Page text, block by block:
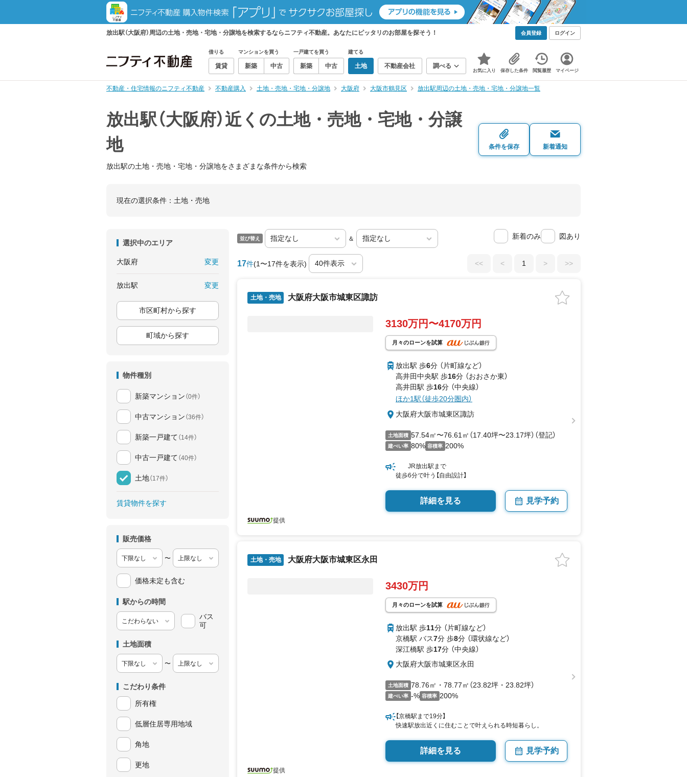
放出駅（大阪府）周辺の土地・売地・宅地・分譲地を検索するならニフティ不動産。あなたにピッタリのお部屋を探そう！ 会員登録 ログイン
借りる
賃貸
マンションを買う
新築 中古
一戸建てを買う
新築 中古
建てる
土地 不動産会社 調べる
お気に入り 保存した条件 閲覧履歴 マイページ
不動産・住宅情報のニフティ不動産 不動産購入 土地・売地・宅地・分譲地 大阪府 大阪市鶴見区 放出駅周辺の土地・売地・宅地・分譲地一覧
放出駅（大阪府）近くの土地・売地・宅地・分譲
地
放出駅の土地・売地・宅地・分譲地をさまざまな条件から検索
条件を保存 新着通知
現在の選択条件： 土地・売地
選択中のエリア
大阪府 変更
放出駅 変更
市区町村から探す
町域から探す
物件種別
新築マンション （0件）
中古マンション （36件）
新築一戸建て （14件）
中古一戸建て （40件）
土地（17件）
賃貸物件を探す
販売価格
〜
価格未定も含む
駅からの時間
バス
可
土地面積
〜
こだわり条件
所有権
低層住居専用地域
角地
更地
並び替え ＆ 新着のみ 図あり
17件(1〜17件を表示) << < 1 > >>
土地・売地 大阪府大阪市城東区諏訪
3130万円〜4170万円
月々のローンを試算
放出駅 歩6分 （片町線など）
高井田中央駅 歩16分 （おおさか東）
高井田駅 歩16分 （中央線）
ほか1駅（徒歩20分圏内）
大阪府大阪市城東区諏訪
土地面積 57.54㎡〜76.61㎡（17.40坪〜23.17坪）（登記）
建ぺい率 80% 容積率 200%
JR放出駅まで
徒歩6分で叶う【自由設計】
詳細を見る 見学予約
提供
土地・売地 大阪府大阪市城東区永田
3430万円
月々のローンを試算
放出駅 歩11分 （片町線など）
京橋駅 バス7分 歩8分 （環状線など）
深江橋駅 歩17分 （中央線）
大阪府大阪市城東区永田
土地面積 78.76㎡・78.77㎡（23.82坪・23.82坪）
建ぺい率 -% 容積率 200%
【京橋駅まで19分】
快速駅放出近くに住むことで叶えられる時短暮らし。
詳細を見る 見学予約
提供